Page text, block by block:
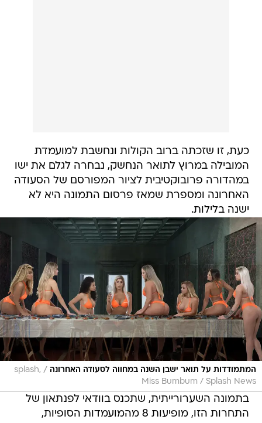
כעת, זו שזכתה ברוב הקולות ונחשבת למועמדת
המובילה במרוץ לתואר הנחשק, נבחרה לגלם את ישו
במהדורה פרובוקטיבית לציור המפורסם של הסעודה
האחרונה ומספרת שמאז פרסום התמונה היא לא
ישנה בלילות.
המתמודדות על תואר ישבן השנה במחווה לסעודה האחרונה /
splash,
Miss Bumbum / Splash News
בתמונה השערורייתית, שתכנס בוודאי לפנתאון של
התחרות הזו, מופיעות 8 מהמועמדות הסופיות,